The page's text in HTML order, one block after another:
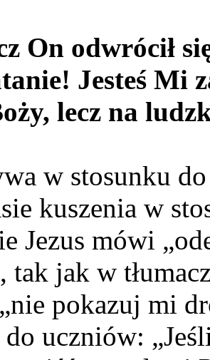
On odwrócił
Jesteś Mi
lecz na
w stosunku
kuszenia w
Jezus mówi
tak jak w
pokazuj mi
uczniów: